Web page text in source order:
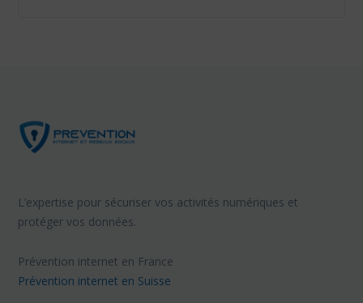
L’expertise pour sécuriser vos activités numériques et
protéger vos données.
Prévention internet en France
Prévention internet en Suisse